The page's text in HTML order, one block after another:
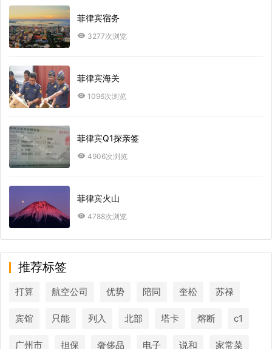
菲律宾宿务
3277次浏览
菲律宾海关
1096次浏览
菲律宾Q1探亲签
4906次浏览
菲律宾火山
4788次浏览
推荐标签
打算 航空公司 优势 陪同 奎松 苏禄
宾馆 只能 列入 北部 塔卡 熔断 c1
广州市 担保 奢侈品 电子 说和 家常菜